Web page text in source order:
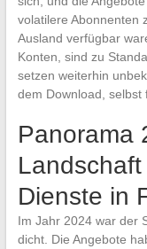
volatilere Abonnenten
Ausland verfügbar
Konten, sind zu
setzen weiterhin
dem Download, selbst
Panorama
Dienste in
Im Jahr 2024 war der
dicht. Die Angebote